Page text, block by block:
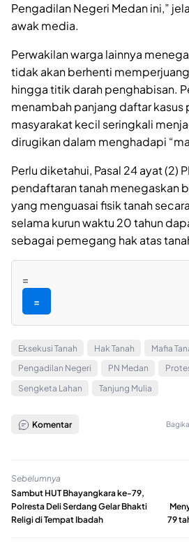
Pengadilan Negeri Medan ini,”
awak media.
Perwakilan warga lainnya
tidak akan berhenti
hingga titik darah penghabisan.
menambah panjang daftar kasus
masyarakat kecil seringkali
dirugikan dalam menghadapi
Perlu diketahui, Pasal 24 ayat (2)
pendaftaran tanah menegaskan
yang menguasai fisik tanah
selama kurun waktu 20 tahun
sebagai pemegang hak atas
=
=
Eksekusi Tanah Hak Tanah Mafia
Pengadilan Negeri
PN Medan
Sengketa Lahan
Tanjung Mulia
Komentar
Sebelumnya
Sambut HUT Bhayangkara ke-79,
Polresta Deli Serdang Gelar Bhakti
Religi di Tempat Ibadah
79